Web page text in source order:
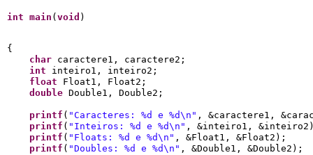
int main ( void )
{
char caractere1, caractere2;
int inteiro1, inteiro2;
float Float1, Float2;
double Double1, Double2;
printf ( "Caracteres: %d e %d\n " , &caractere1,
printf ( " Inteiros: %d e %d\n " , &inteiro1,
printf ( " Floats: %d e %d\n " , &Float1, &Float2);
printf ( "Doubles: %d e %d\n " , &Double1, &Double2);